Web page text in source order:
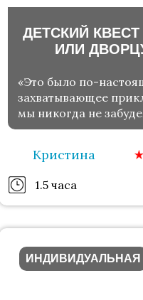
ДЕТСКИЙ
ИЛИ
«Это было по-
захватывающее
мы никогда не
Кристина
1.5 часа
ИНДИВИДУАЛЬНАЯ